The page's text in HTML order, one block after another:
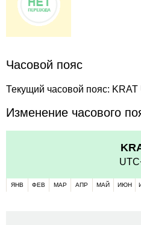
Часовой пояс
Текущий часовой пояс: KRAT
Изменение часового
ЯНВ ФЕВ МАР АПР МАЙ ИЮН